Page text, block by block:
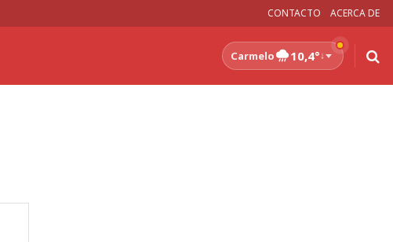
CONTACTO ACERCA DE
Carmelo 10,4°↓